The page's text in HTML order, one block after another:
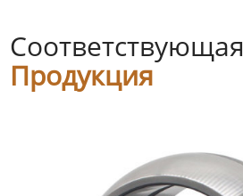
Соответствующая
Продукция